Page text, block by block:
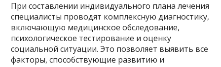
При составлении индивидуального плана лечения
специалисты проводят комплексную диагностику,
включающую медицинское обследование,
психологическое тестирование и оценку
социальной ситуации. Это позволяет выявить все
факторы, способствующие развитию и